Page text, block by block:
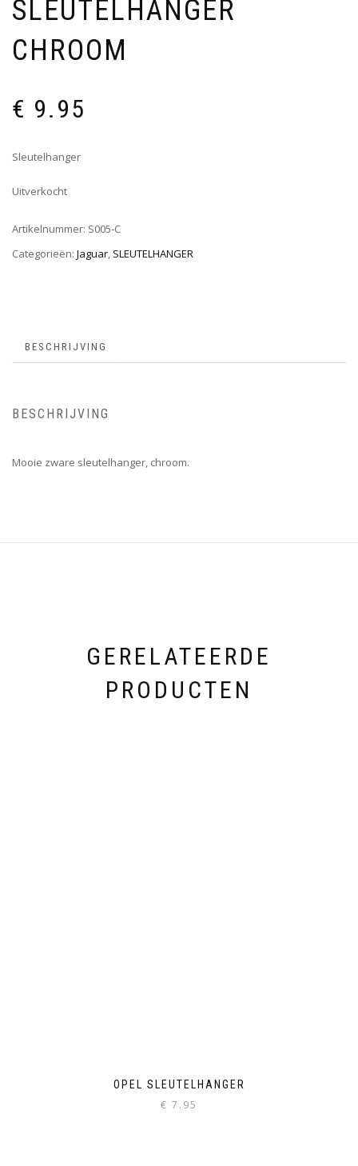
SLEUTELHANGER
CHROOM
€ 9.95
Sleutelhanger
Uitverkocht
Artikelnummer: S005-C
Categorieën: Jaguar, SLEUTELHANGER
BESCHRIJVING
BESCHRIJVING
Mooie zware sleutelhanger, chroom.
GERELATEERDE
PRODUCTEN
OPEL SLEUTELHANGER
€ 7.95